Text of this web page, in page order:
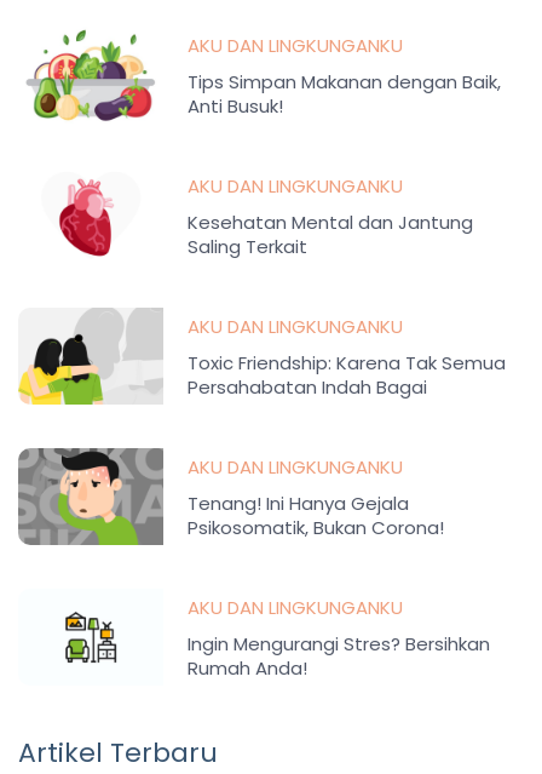
AKU DAN LINGKUNGANKU
Tips Simpan Makanan dengan Baik,
Anti Busuk!
AKU DAN LINGKUNGANKU
Kesehatan Mental dan Jantung
Saling Terkait
AKU DAN LINGKUNGANKU
Toxic Friendship: Karena Tak Semua
Persahabatan Indah Bagai
AKU DAN LINGKUNGANKU
Tenang! Ini Hanya Gejala
Psikosomatik, Bukan Corona!
AKU DAN LINGKUNGANKU
Ingin Mengurangi Stres? Bersihkan
Rumah Anda!
Artikel Terbaru